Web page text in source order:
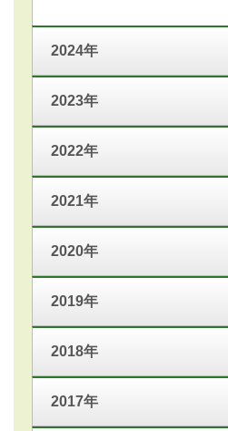
2024年
2023年
2022年
2021年
2020年
2019年
2018年
2017年